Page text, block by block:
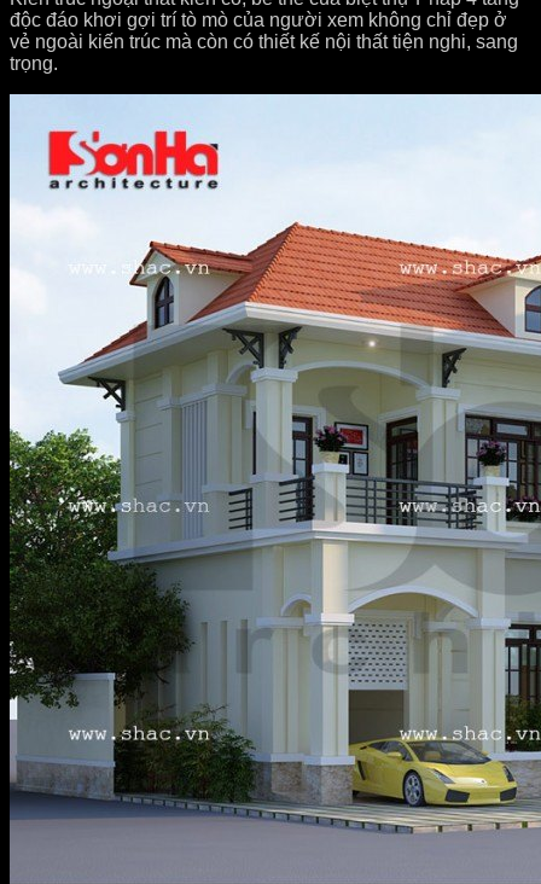
độc đáo khơi gợi trí tò mò của người xem không chỉ đẹp ở
vẻ ngoài kiến trúc mà còn có thiết kế nội thất tiện nghi, sang
trọng.